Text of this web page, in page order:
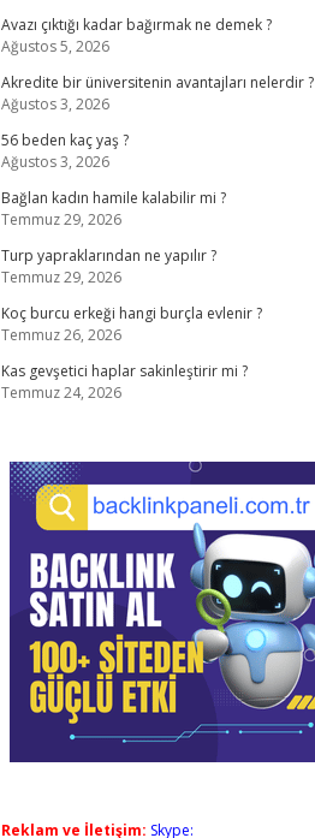
Avazı çıktığı kadar bağırmak ne demek ?
Ağustos 5, 2026
Akredite bir üniversitenin avantajları nelerdir ?
Ağustos 3, 2026
56 beden kaç yaş ?
Ağustos 3, 2026
Bağlan kadın hamile kalabilir mi ?
Temmuz 29, 2026
Turp yapraklarından ne yapılır ?
Temmuz 29, 2026
Koç burcu erkeği hangi burçla evlenir ?
Temmuz 26, 2026
Kas gevşetici haplar sakinleştirir mi ?
Temmuz 24, 2026
Reklam ve İletişim: Skype: